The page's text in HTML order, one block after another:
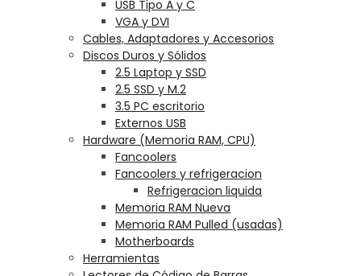
USB Tipo A y C
VGA y DVI
Cables, Adaptadores y Accesorios
Discos Duros y Sólidos
2.5 Laptop y SSD
2.5 SSD y M.2
3.5 PC escritorio
Externos USB
Hardware (Memoria RAM, CPU)
Fancoolers
Fancoolers y refrigeracion
Refrigeracion liquida
Memoria RAM Nueva
Memoria RAM Pulled (usadas)
Motherboards
Herramientas